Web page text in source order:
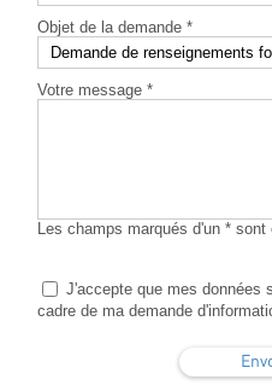
Objet de la demande *
Votre message *
Les champs marqués d'un * sont
J'accepte que mes données
cadre de ma demande